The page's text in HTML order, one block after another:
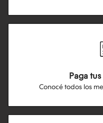
Paga
Conocé todos los